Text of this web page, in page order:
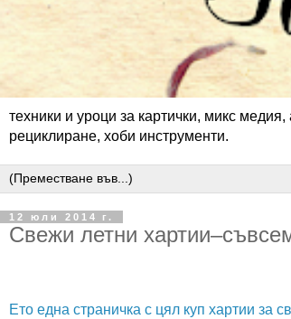
техники и уроци за картички, микс
рециклиране, хоби инструменти.
12 юли 2014 г.
Свежи летни
Ето една страничка с цял куп хартии за